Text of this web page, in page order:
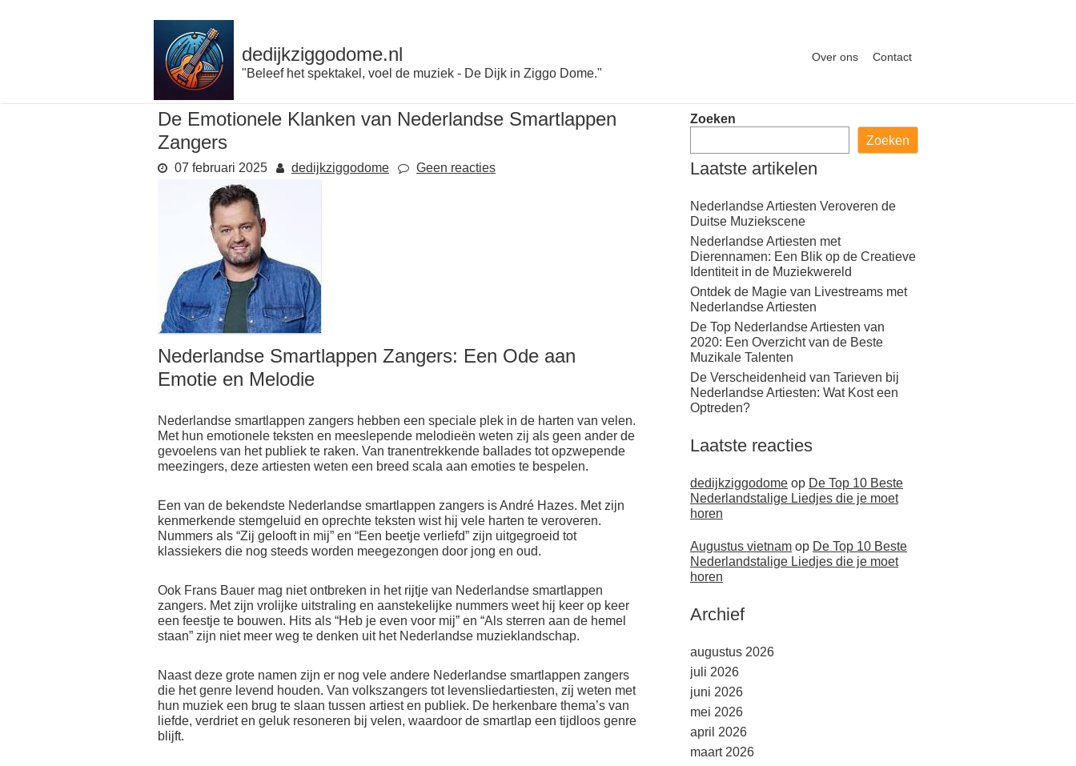
dedijkziggodome.nl
"Beleef het spektakel, voel de muziek - De Dijk in Ziggo Dome."
Over ons Contact
De Emotionele Klanken van Nederlandse Smartlappen
Zangers
07 februari 2025 dedijkziggodome Geen reacties
Nederlandse Smartlappen Zangers: Een Ode aan
Emotie en Melodie
Nederlandse smartlappen zangers hebben een speciale plek in de harten van velen.
Met hun emotionele teksten en meeslepende melodieën weten zij als geen ander de
gevoelens van het publiek te raken. Van tranentrekkende ballades tot opzwepende
meezingers, deze artiesten weten een breed scala aan emoties te bespelen.
Een van de bekendste Nederlandse smartlappen zangers is André Hazes. Met zijn
kenmerkende stemgeluid en oprechte teksten wist hij vele harten te veroveren.
Nummers als “Zij gelooft in mij” en “Een beetje verliefd” zijn uitgegroeid tot
klassiekers die nog steeds worden meegezongen door jong en oud.
Ook Frans Bauer mag niet ontbreken in het rijtje van Nederlandse smartlappen
zangers. Met zijn vrolijke uitstraling en aanstekelijke nummers weet hij keer op keer
een feestje te bouwen. Hits als “Heb je even voor mij” en “Als sterren aan de hemel
staan” zijn niet meer weg te denken uit het Nederlandse muzieklandschap.
Naast deze grote namen zijn er nog vele andere Nederlandse smartlappen zangers
die het genre levend houden. Van volkszangers tot levensliedartiesten, zij weten met
hun muziek een brug te slaan tussen artiest en publiek. De herkenbare thema’s van
liefde, verdriet en geluk resoneren bij velen, waardoor de smartlap een tijdloos genre
blijft.
Zoeken
Zoeken
Laatste artikelen
Nederlandse Artiesten Veroveren de
Duitse Muziekscene
Nederlandse Artiesten met
Dierennamen: Een Blik op de Creatieve
Identiteit in de Muziekwereld
Ontdek de Magie van Livestreams met
Nederlandse Artiesten
De Top Nederlandse Artiesten van
2020: Een Overzicht van de Beste
Muzikale Talenten
De Verscheidenheid van Tarieven bij
Nederlandse Artiesten: Wat Kost een
Optreden?
Laatste reacties
dedijkziggodome op De Top 10 Beste
Nederlandstalige Liedjes die je moet
horen
Augustus vietnam op De Top 10 Beste
Nederlandstalige Liedjes die je moet
horen
Archief
augustus 2026
juli 2026
juni 2026
mei 2026
april 2026
maart 2026